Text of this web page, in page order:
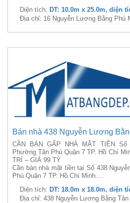
Diện tích: DT: 10.0m x 25.0m, diện
Địa chỉ: 16 Nguyễn Lương Bằng Phú
Bán nhà 438 Nguyễn Lương
CẦN BÁN GẤP NHÀ MẶT TIỀN Số
Phường Tân Phú Quận 7 TP. Hồ Chí
TRÍ – GIÁ 99 TỶ
Cần bán nhà mặt tiền tại Số 438
Phú Quận 7 TP. Hồ Chí Minh....
Diện tích: DT: 18.0m x 18.0m, diện
Địa chỉ: 438 Nguyễn Lương Bằng Tân